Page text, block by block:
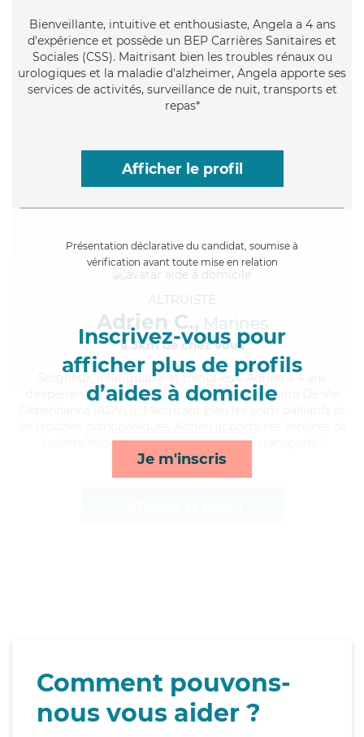
Bienveillante, intuitive et enthousiaste, Angela a 4 ans
d'expérience et possède un BEP Carrières Sanitaires et
Sociales (CSS). Maitrisant bien les troubles rénaux ou
urologiques et la maladie d'alzheimer, Angela apporte ses
services de activités, surveillance de nuit, transports et
repas*
Afficher le profil
Présentation déclarative du candidat, soumise à
vérification avant toute mise en relation
Inscrivez-vous pour
afficher plus de profils
d’aides à domicile
Je m'inscris
ALTRUISTE
Adrien C., Marines
à 5km de chez Vous
, infatiguable et minutieux, Adrien a 4 ans
d'expérience et possède un diplôme d'Assistante De Vie
toilette/habillage, rappels, activités et transports*
Comment pouvons-
nous vous aider ?